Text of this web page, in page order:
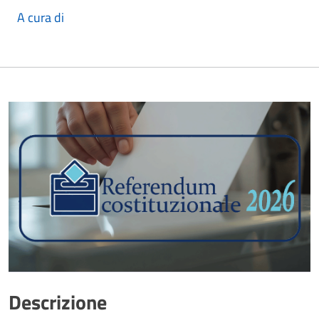
A cura di
Descrizione